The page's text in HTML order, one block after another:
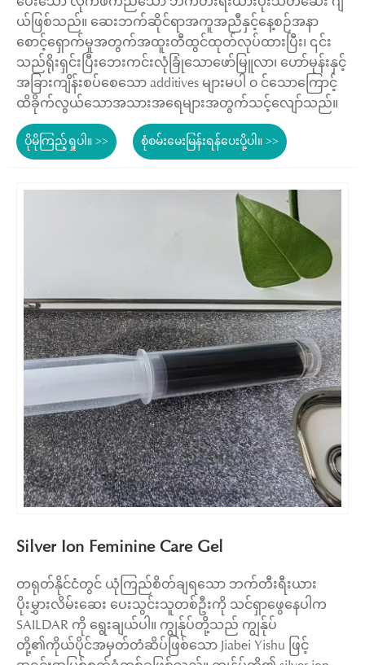
ယ်ဖြစ်သည်။ ဆေးဘက်ဆိုင်ရာအကူအညီနှင့်နေ့စဉ်အနာ
စောင့်ရှောက်မှုအတွက်အထူးတီထွင်ထုတ်လုပ်ထားပြီး၊ ၎င်း
သည်ရိုးရှင်းပြီးဘေးကင်းလုံခြုံသောဖော်မြူလာ၊ ဟော်မုန်းနှင့်
အခြားကျိန်းစပ်စေသော additives များမပါ ၀ င်သောကြောင့်
ထိခိုက်လွယ်သောအသားအရေများအတွက်သင့်လျော်သည်။
ပိုမိုကြည့်ရှုပါ။ >> စုံစမ်းမေးမြန်းရန်ပေးပို့ပါ။ >>
Silver Ion Feminine Care Gel
တရုတ်နိုင်ငံတွင် ယုံကြည်စိတ်ချရသော ဘက်တီးရီးယား
ပိုးမွှားလိမ်းဆေး ပေးသွင်းသူတစ်ဦးကို သင်ရှာဖွေနေပါက
SAILDAR ကို ရွေးချယ်ပါ။ ကျွန်ုပ်တို့သည် ကျွန်ုပ်
တို့၏ကိုယ်ပိုင်အမှတ်တံဆိပ်ဖြစ်သော Jiabei Yishu ဖြင့်